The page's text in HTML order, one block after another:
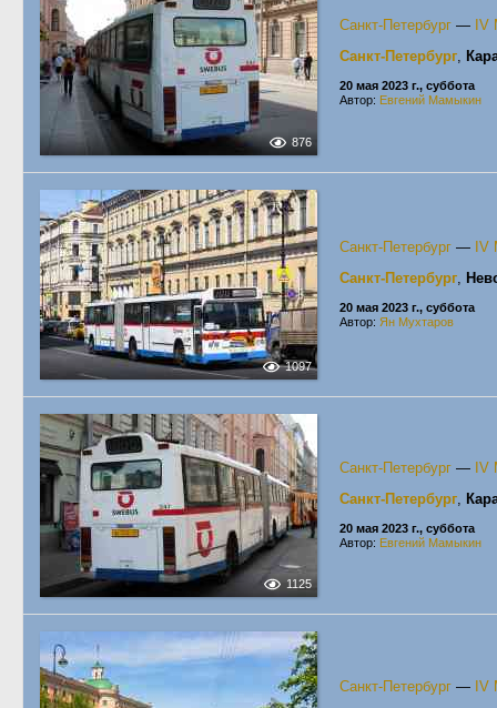
876
Санкт-Петербург — IV
Санкт-Петербург,
20 мая 2023 г., суббота
Автор: Евгений Мамыкин
1097
Санкт-Петербург — IV
Санкт-Петербург,
20 мая 2023 г., суббота
Автор: Ян Мухтаров
1125
Санкт-Петербург — IV
Санкт-Петербург,
20 мая 2023 г., суббота
Автор: Евгений Мамыкин
Санкт-Петербург — IV